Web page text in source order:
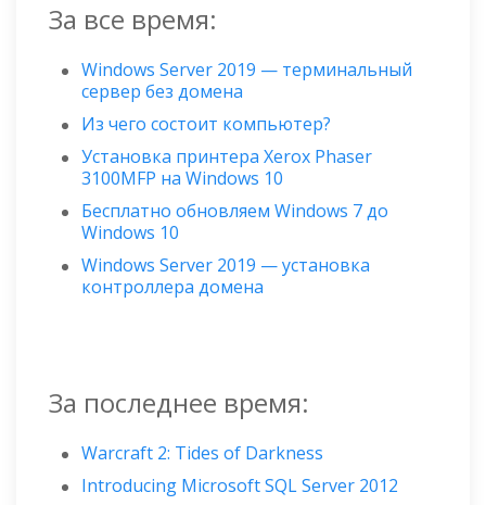
За все время:
Windows Server 2019 — терминальный
сервер без домена
Из чего состоит компьютер?
Установка принтера Xerox Phaser
3100MFP на Windows 10
Бесплатно обновляем Windows 7 до
Windows 10
Windows Server 2019 — установка
контроллера домена
За последнее время:
Warcraft 2: Tides of Darkness
Introducing Microsoft SQL Server 2012